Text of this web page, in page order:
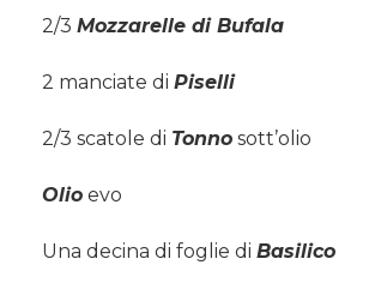
2/3 Mozzarelle di Bufala
2 manciate di Piselli
2/3 scatole di Tonno sott’olio
Olio evo
Una decina di foglie di Basilico